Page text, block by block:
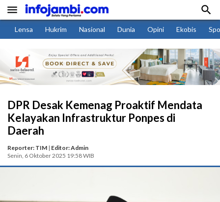
 
Lensa Hukrim Nasional Dunia Opini Ekobis
DPR Desak Kemenag Proaktif Mendata
Kelayakan Infrastruktur Ponpes di
Daerah
Reporter: TIM | Editor: Admin
Senin, 6 Oktober 2025 19:58 WIB